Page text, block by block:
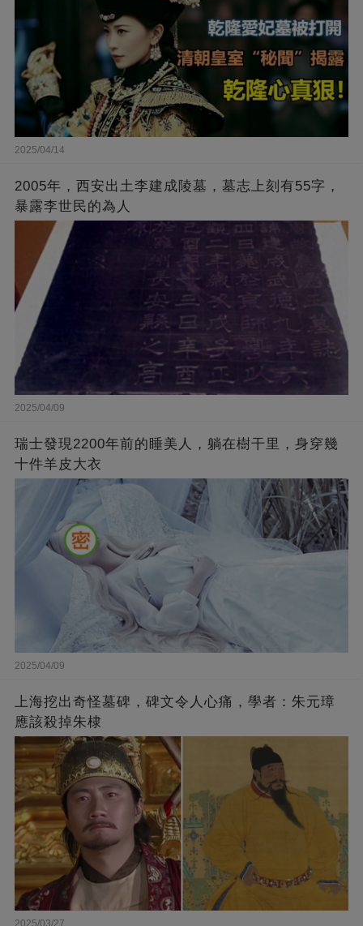
2025/04/14
2005年，西安出土李建成陵墓，墓志上刻有55字，
暴露李世民的為人
2025/04/09
瑞士發現2200年前的睡美人，躺在樹干里，身穿幾
十件羊皮大衣
2025/04/09
上海挖出奇怪墓碑，碑文令人心痛，學者：朱元璋
應該殺掉朱棣
2025/03/27